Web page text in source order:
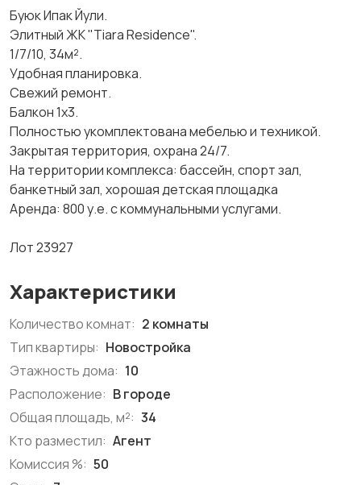
Буюк Ипак Йули.
Элитный ЖК "Tiara Residence".
1/7/10, 34м².
Удобная планировка.
Свежий ремонт.
Балкон 1х3.
Полностью укомплектована мебелью и техникой.
Закрытая территория, охрана 24/7.
На территории комплекса: бассейн, спорт зал,
банкетный зал, хорошая детская площадка
Аренда: 800 у.е. с коммунальными услугами.
Лот 23927
Характеристики
Количество комнат: 2 комнаты
Тип квартиры: Новостройка
Этажность дома: 10
Расположение: В городе
Общая площадь, м²: 34
Кто разместил: Агент
Комиссия %: 50